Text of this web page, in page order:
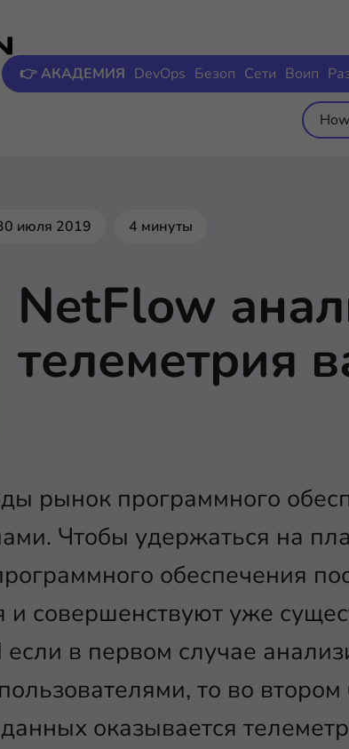
👉 АКАДЕМИЯ DevOps Безоп Сети Воип
июля 2019 4 минуты
NetFlow
телеметрия
рынок программного
Чтобы удержаться на
обеспечения
совершенствуют уже
в первом случае
то во
оказывается